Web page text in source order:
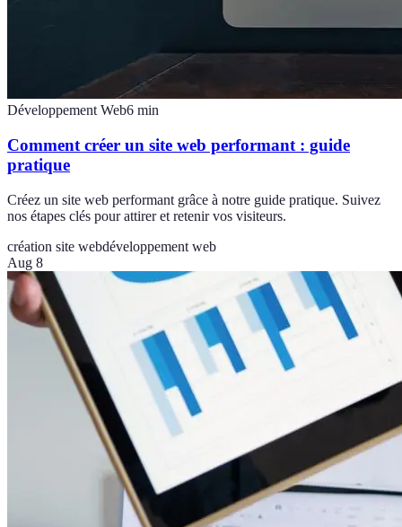
Développement Web6 min
Comment créer un site web performant : guide
pratique
Créez un site web performant grâce à notre guide pratique. Suivez
nos étapes clés pour attirer et retenir vos visiteurs.
création site webdéveloppement web
Aug 8